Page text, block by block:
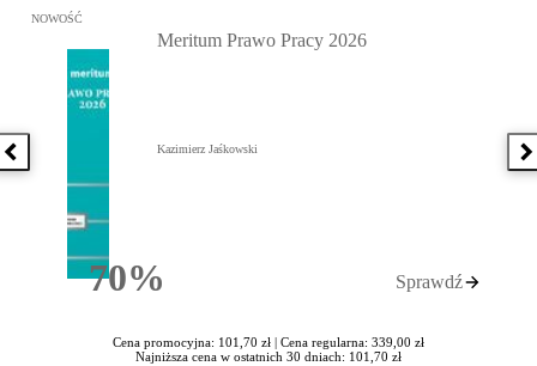
Poprzednia książka
Przejdź do: Meritum Prawo Pracy 2026, Kazimierz Jaśkowski -
NOWOŚĆ
70%Rabatu
Meritum Prawo Pracy 2026
Kazimierz Jaśkowski
Sprawdź
Cena promocyjna: 101,70 zł | Cena regularna: 339,00 zł
Najniższa cena w ostatnich 30 dniach: 101,70 zł